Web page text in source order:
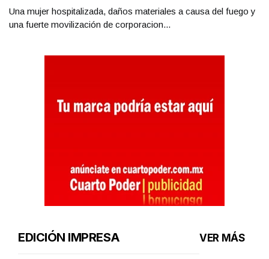
Una mujer hospitalizada, daños materiales a causa del fuego y
una fuerte movilización de corporacion...
EDICIÓN IMPRESA VER MÁS